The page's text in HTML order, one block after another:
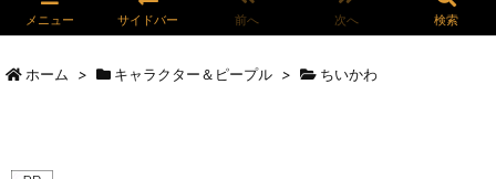
メニュー サイドバー 前へ 次へ 検索
ホーム > キャラクター＆ピープル > ちいかわ